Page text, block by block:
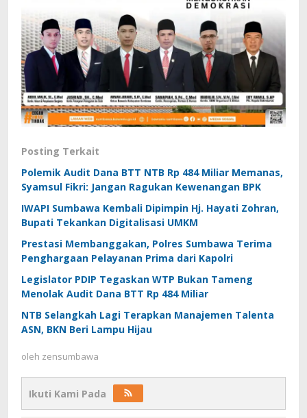
Posting Terkait
Polemik Audit Dana BTT NTB Rp 484 Miliar Memanas,
Syamsul Fikri: Jangan Ragukan Kewenangan BPK
IWAPI Sumbawa Kembali Dipimpin Hj. Hayati Zohran,
Bupati Tekankan Digitalisasi UMKM
Prestasi Membanggakan, Polres Sumbawa Terima
Penghargaan Pelayanan Prima dari Kapolri
Legislator PDIP Tegaskan WTP Bukan Tameng
Menolak Audit Dana BTT Rp 484 Miliar
NTB Selangkah Lagi Terapkan Manajemen Talenta
ASN, BKN Beri Lampu Hijau
oleh zensumbawa
Ikuti Kami Pada